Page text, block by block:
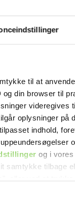
til at
og din browser til
videregives
oplysninger på
indhold,
og i vores
samtykke tilbage
på